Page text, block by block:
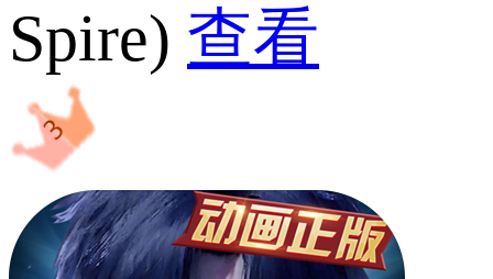
Spire) 查看